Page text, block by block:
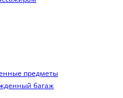
предметы
багаж